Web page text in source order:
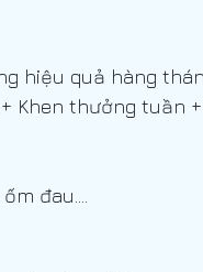
hiệu quả hàng
Khen thưởng tuần
đau....